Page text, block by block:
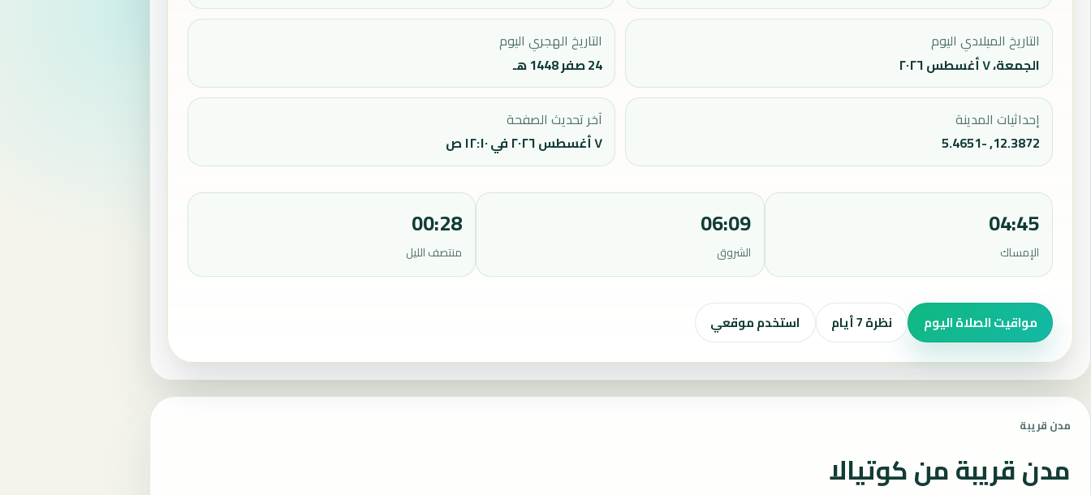
التاريخ الميلادي اليوم
الجمعة، ٧ أغسطس ٢٠٢٦
التاريخ الهجري اليوم
24 صفر 1448 هـ
إحداثيات المدينة
12.3872, -5.4651
آخر تحديث الصفحة
٧ أغسطس ٢٠٢٦ في ١٢:١٠ ص
04:45
الإمساك
06:09
الشروق
00:28
منتصف الليل
مواقيت الصلاة اليوم نظرة 7 أيام استخدم موقعي
مدن قريبة
مدن قريبة من كوتيالا